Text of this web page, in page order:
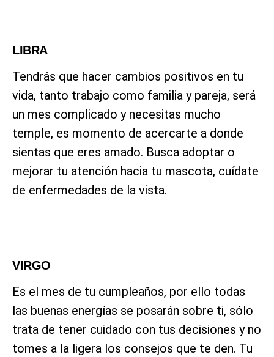
LIBRA
Tendrás que hacer cambios positivos en tu
vida, tanto trabajo como familia y pareja, será
un mes complicado y necesitas mucho
temple, es momento de acercarte a donde
sientas que eres amado. Busca adoptar o
mejorar tu atención hacia tu mascota, cuídate
de enfermedades de la vista.
VIRGO
Es el mes de tu cumpleaños, por ello todas
las buenas energías se posarán sobre ti, sólo
trata de tener cuidado con tus decisiones y no
tomes a la ligera los consejos que te den. Tu